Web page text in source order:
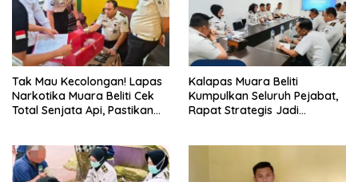
Tak Mau Kecolongan! Lapas
Narkotika Muara Beliti Cek
Total Senjata Api, Pastikan
Kalapas Muara Beliti
Kumpulkan Seluruh Pejabat,
Rapat Strategis Jadi